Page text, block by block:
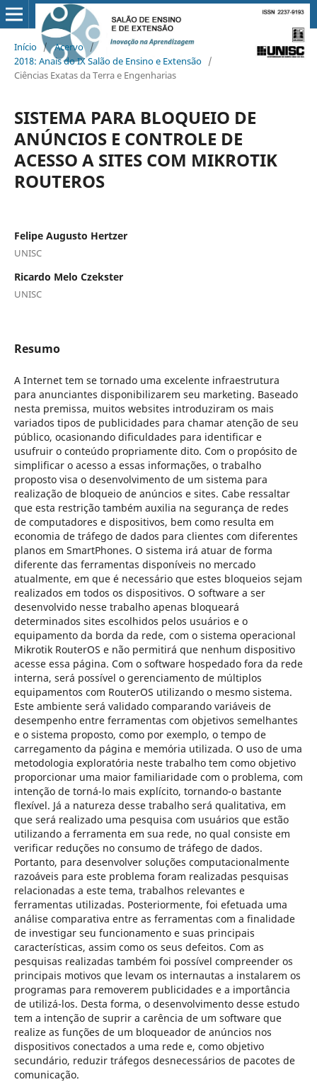
Início / Acervo /
2018: Anais do IX Salão de Ensino e Extensão /
Ciências Exatas da Terra e Engenharias
SISTEMA PARA BLOQUEIO DE
ANÚNCIOS E CONTROLE DE
ACESSO A SITES COM MIKROTIK
ROUTEROS
Felipe Augusto Hertzer
UNISC
Ricardo Melo Czekster
UNISC
Resumo
A Internet tem se tornado uma excelente infraestrutura
para anunciantes disponibilizarem seu marketing. Baseado
nesta premissa, muitos websites introduziram os mais
variados tipos de publicidades para chamar atenção de seu
público, ocasionando dificuldades para identificar e
usufruir o conteúdo propriamente dito. Com o propósito de
simplificar o acesso a essas informações, o trabalho
proposto visa o desenvolvimento de um sistema para
realização de bloqueio de anúncios e sites. Cabe ressaltar
que esta restrição também auxilia na segurança de redes
de computadores e dispositivos, bem como resulta em
economia de tráfego de dados para clientes com diferentes
planos em SmartPhones. O sistema irá atuar de forma
diferente das ferramentas disponíveis no mercado
atualmente, em que é necessário que estes bloqueios sejam
realizados em todos os dispositivos. O software a ser
desenvolvido nesse trabalho apenas bloqueará
determinados sites escolhidos pelos usuários e o
equipamento da borda da rede, com o sistema operacional
Mikrotik RouterOS e não permitirá que nenhum dispositivo
acesse essa página. Com o software hospedado fora da rede
interna, será possível o gerenciamento de múltiplos
equipamentos com RouterOS utilizando o mesmo sistema.
Este ambiente será validado comparando variáveis de
desempenho entre ferramentas com objetivos semelhantes
e o sistema proposto, como por exemplo, o tempo de
carregamento da página e memória utilizada. O uso de uma
metodologia exploratória neste trabalho tem como objetivo
proporcionar uma maior familiaridade com o problema, com
intenção de torná-lo mais explícito, tornando-o bastante
flexível. Já a natureza desse trabalho será qualitativa, em
que será realizado uma pesquisa com usuários que estão
utilizando a ferramenta em sua rede, no qual consiste em
verificar reduções no consumo de tráfego de dados.
Portanto, para desenvolver soluções computacionalmente
razoáveis para este problema foram realizadas pesquisas
relacionadas a este tema, trabalhos relevantes e
ferramentas utilizadas. Posteriormente, foi efetuada uma
análise comparativa entre as ferramentas com a finalidade
de investigar seu funcionamento e suas principais
características, assim como os seus defeitos. Com as
pesquisas realizadas também foi possível compreender os
principais motivos que levam os internautas a instalarem os
programas para removerem publicidades e a importância
de utilizá-los. Desta forma, o desenvolvimento desse estudo
tem a intenção de suprir a carência de um software que
realize as funções de um bloqueador de anúncios nos
dispositivos conectados a uma rede e, como objetivo
secundário, reduzir tráfegos desnecessários de pacotes de
comunicação.